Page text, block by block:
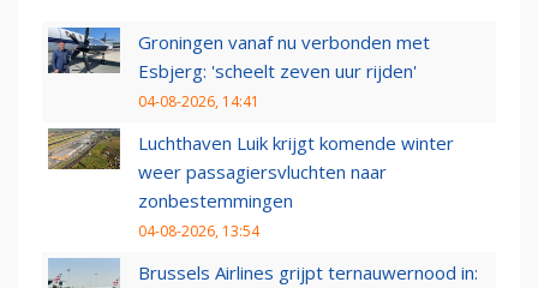
Groningen vanaf nu verbonden met
Esbjerg: 'scheelt zeven uur rijden'
04-08-2026, 14:41
Luchthaven Luik krijgt komende winter
weer passagiersvluchten naar
zonbestemmingen
04-08-2026, 13:54
Brussels Airlines grijpt ternauwernood in: